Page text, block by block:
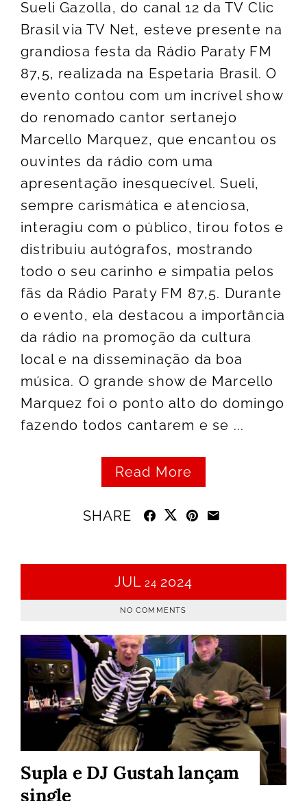
Sueli Gazolla, do canal 12 da TV Clic
Brasil via TV Net, esteve presente na
grandiosa festa da Rádio Paraty FM
87,5, realizada na Espetaria Brasil. O
evento contou com um incrível show
do renomado cantor sertanejo
Marcello Marquez, que encantou os
ouvintes da rádio com uma
apresentação inesquecível. Sueli,
sempre carismática e atenciosa,
interagiu com o público, tirou fotos e
distribuiu autógrafos, mostrando
todo o seu carinho e simpatia pelos
fãs da Rádio Paraty FM 87,5. Durante
o evento, ela destacou a importância
da rádio na promoção da cultura
local e na disseminação da boa
música. O grande show de Marcello
Marquez foi o ponto alto do domingo
fazendo todos cantarem e se ...
Read More
SHARE
JUL 24 2024
NO COMMENTS
Supla e DJ Gustah lançam
single